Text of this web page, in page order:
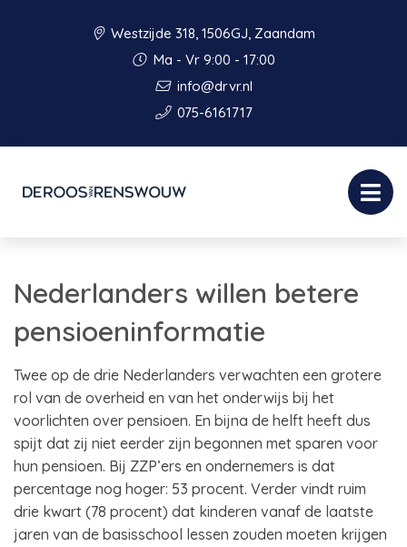
Westzijde 318, 1506GJ, Zaandam
Ma - Vr 9:00 - 17:00
info@drvr.nl
075-6161717
Nederlanders willen betere
pensioeninformatie
Twee op de drie Nederlanders verwachten een grotere
rol van de overheid en van het onderwijs bij het
voorlichten over pensioen. En bijna de helft heeft dus
spijt dat zij niet eerder zijn begonnen met sparen voor
hun pensioen. Bij ZZP’ers en ondernemers is dat
percentage nog hoger: 53 procent. Verder vindt ruim
drie kwart (78 procent) dat kinderen vanaf de laatste
jaren van de basisschool lessen zouden moeten krijgen